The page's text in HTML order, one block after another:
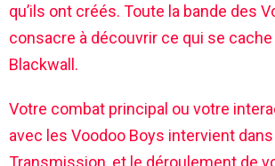
qu’ils ont créés. Toute la bande des
consacre à découvrir ce qui se
Blackwall.
Votre combat principal ou votre
avec les Voodoo Boys intervient
Transmission, et le déroulement de